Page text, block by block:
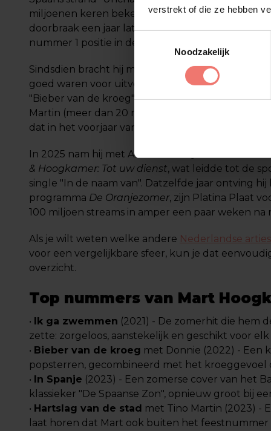
verstrekt of die ze hebben
Noodzakelijk
miljoenen keren bekeken en legde de basis voor
doorbraak een jaar later met "Ik ga zwemmen"
nummer 1 positie in de Top 40 veroverde.
Sindsdien bracht hij meerdere samenwerkingen
goed waren voor uitverkochte zalen en
"Bieber van de kroeg" met Donnie, "Hartslag van
Martin (meer dan 20 miljoen streams, Platina), en
dat in het voorjaar van 2025 direct een stevige
In 2025 nam hij met André Hazes jr. deel aan het
& Hoogkamer: Tot uw dienst, wat leidde tot de
single "In de naam van". Datzelfde jaar ontving hij
programma De Oranjezomer, zijn Platina Plaat
100 miljoen streams in amper een paar weken na
Als je wilt weten welke andere Nederlandse
voor een vergelijkbare sfeer, kun je dat
overzicht.
Top nummers van Mart
• Ik ga zwemmen (2021) - De zomerhit die hem
zette: zorgeloos, aanstekelijk en geschikt voor elk
• Bieber van de kroeg met Donnie (2022) - Een
popsterren, gecombineerd met het kroeggevoel
• In Spanje (2023) - Een zomerse cover van het
klassieker "De Spaanse Zon", opnieuw groot bij
• Hartslag van de stad met Tino Martin (2023) -
laat horen dat Mart ook buiten het feestnummer